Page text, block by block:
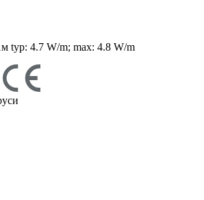
typ: 4.7 W/m; max: 4.8 W/m